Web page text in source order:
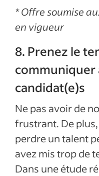
* Offre soumise
en vigueur
8. Prenez le
communiquer
candidat(e)s
Ne pas avoir de
frustrant. De
perdre un talent
avez mis trop de
Dans une étude